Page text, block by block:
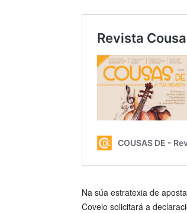
Na súa estratexia de
Covelo solicitará a